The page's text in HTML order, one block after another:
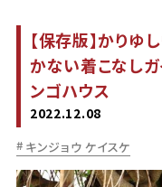
【保存版】かり
かない着こなし
ンゴハウス
2022.12.08
キンジョウ ケイスケ